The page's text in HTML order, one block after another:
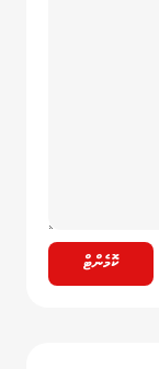
ކޮމެންޓް